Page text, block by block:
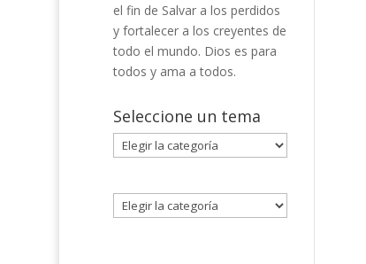
el fin de Salvar a los perdidos
y fortalecer a los creyentes de
todo el mundo. Dios es para
todos y ama a todos.
Seleccione un tema
Seleccione
un